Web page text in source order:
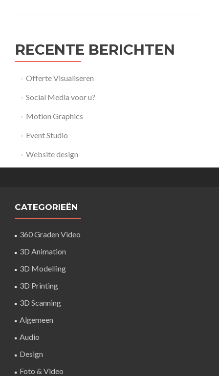
RECENTE BERICHTEN
Offerte Visualiseren
Social Media voor u?
Motion Graphics
Event Studio
Website design
CATEGORIEËN
360 Graden Video
3D Animation
3D Modelling
3D Printing
3D Scanning
Algemeen
Audio
Design
Foto & Video